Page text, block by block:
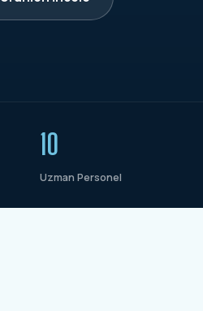
10
Uzman Personel